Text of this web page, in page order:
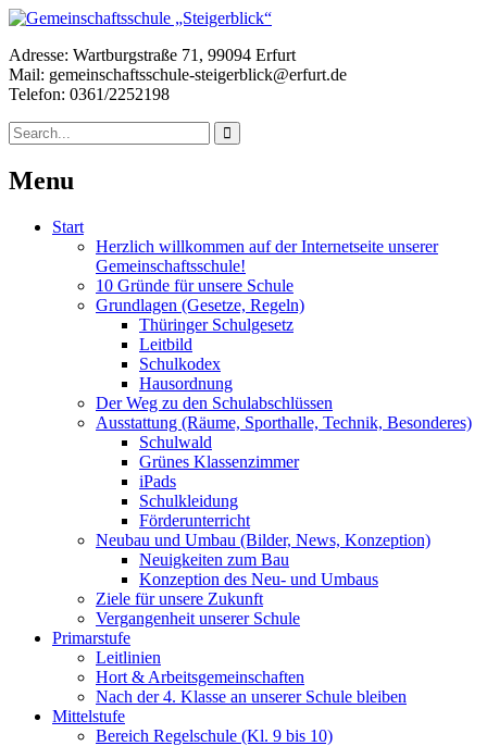
Adresse: Wartburgstraße 71, 99094 Erfurt
Mail: gemeinschaftsschule-steigerblick@erfurt.de
Telefon: 0361/2252198
Menu
Start
Herzlich willkommen auf der Internetseite unserer
Gemeinschaftsschule!
10 Gründe für unsere Schule
Grundlagen (Gesetze, Regeln)
Thüringer Schulgesetz
Leitbild
Schulkodex
Hausordnung
Der Weg zu den Schulabschlüssen
Ausstattung (Räume, Sporthalle, Technik, Besonderes)
Schulwald
Grünes Klassenzimmer
iPads
Schulkleidung
Förderunterricht
Neubau und Umbau (Bilder, News, Konzeption)
Neuigkeiten zum Bau
Konzeption des Neu- und Umbaus
Ziele für unsere Zukunft
Vergangenheit unserer Schule
Primarstufe
Leitlinien
Hort & Arbeitsgemeinschaften
Nach der 4. Klasse an unserer Schule bleiben
Mittelstufe
Bereich Regelschule (Kl. 9 bis 10)